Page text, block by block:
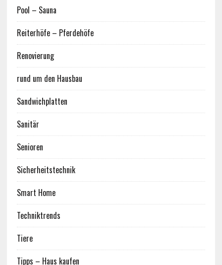
Pool – Sauna
Reiterhöfe – Pferdehöfe
Renovierung
rund um den Hausbau
Sandwichplatten
Sanitär
Senioren
Sicherheitstechnik
Smart Home
Techniktrends
Tiere
Tipps – Haus kaufen